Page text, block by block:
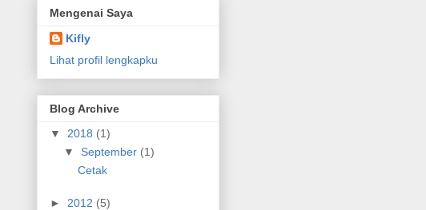
Mengenai Saya
Kifly
Lihat profil lengkapku
Blog Archive
▼ 2018 (1)
▼ September (1)
Cetak
► 2012 (5)